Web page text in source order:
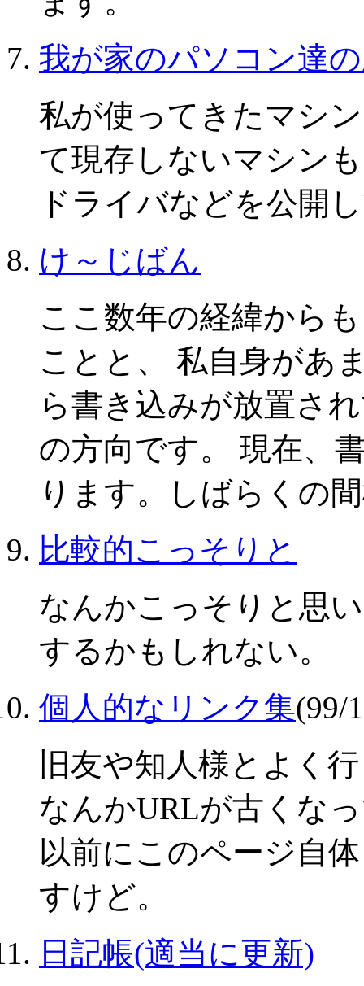
我が家のパソコン達
私が使ってきたマシ
て現存しないマシン
ドライバなどを公開
け～じばん
ここ数年の経緯から
ことと、 私自身があ
ら書き込みが放置さ
の方向です。 現在、
ります。しばらくの
比較的こっそりと
なんかこっそりと思
するかもしれない。
個人的なリンク集(99/
旧友や知人様とよく
なんかURLが古くな
以前にこのページ自
すけど。
日記帳(適当に更新)